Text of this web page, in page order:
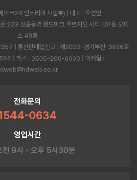
이크24 인테리어 사업부) | 대표 : 오성민
223 신중동역 랜드마크 푸르지오 시티 101동 오피
스 49층
| 통신판매업신고 : 제2022-경기부천-3926호
| 팩스 : 0505-200-6060 | 이메일 :
전화문의
0634
영업시간
전 9시 - 오후 5시30분